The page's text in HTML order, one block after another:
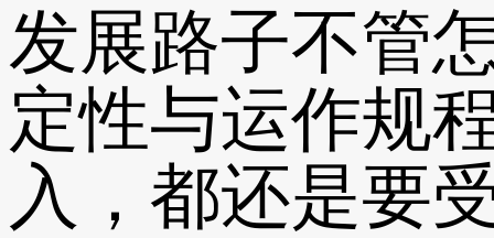
发展路子不管
定性与运作规
入，都还是要